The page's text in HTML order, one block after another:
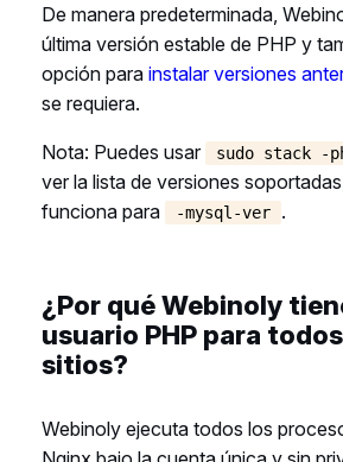
De manera predeterminada,
última versión estable de PHP y
opción para instalar versiones
se requiera.
Nota: Puedes usar sudo stack -
ver la lista de versiones
funciona para
-mysql-ver .
¿Por qué Webinoly
usuario PHP para
sitios?
Webinoly ejecuta todos los